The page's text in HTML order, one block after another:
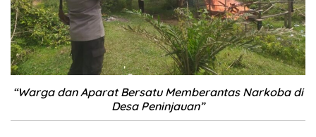
“Warga dan Aparat Bersatu Memberantas Narkoba di
Desa Peninjauan”